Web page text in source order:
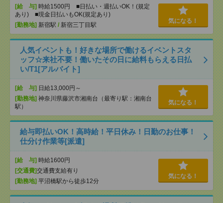
[給 与] 時給1500円 ■日払い・週払いOK！(規定
あり) ■現金日払いもOK(規定あり)
[勤務地] 新宿駅 / 新宿三丁目駅
気になる！
人気イベントも！好きな場所で働けるイベントスタ
ッフ☆来社不要！働いたその日に給料もらえる日払
い/T1[アルバイト]
[給 与] 日給13,000円～
[勤務地] 神奈川県藤沢市湘南台（最寄り駅：湘南台
駅）
気になる！
給与即払いOK！高時給！平日休み！日勤のお仕事！
仕分け作業等[派遣]
[給 与] 時給1600円
[交通費]交通費支給有り
[勤務地] 平沼橋駅から徒歩12分
気になる！